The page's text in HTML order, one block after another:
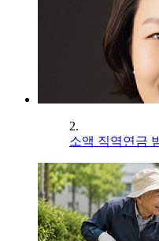
2.
소액 직역연금